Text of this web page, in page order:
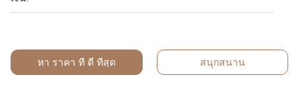
หา ราคา ที่ ดี ที่สุด สนุกสนาน